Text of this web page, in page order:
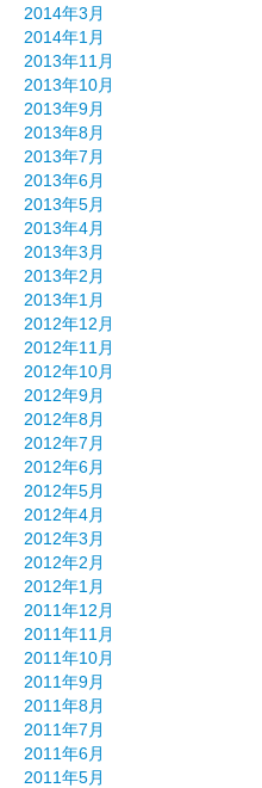
2014年3月
2014年1月
2013年11月
2013年10月
2013年9月
2013年8月
2013年7月
2013年6月
2013年5月
2013年4月
2013年3月
2013年2月
2013年1月
2012年12月
2012年11月
2012年10月
2012年9月
2012年8月
2012年7月
2012年6月
2012年5月
2012年4月
2012年3月
2012年2月
2012年1月
2011年12月
2011年11月
2011年10月
2011年9月
2011年8月
2011年7月
2011年6月
2011年5月